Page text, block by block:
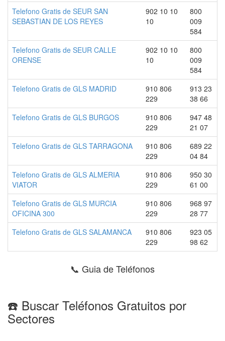
Telefono Gratis de SEUR SAN
SEBASTIAN DE LOS REYES
902 10 10
10
800
009
584
Telefono Gratis de SEUR CALLE
ORENSE
902 10 10
10
800
009
584
Telefono Gratis de GLS MADRID
910 806
229
913 23
38 66
Telefono Gratis de GLS BURGOS
910 806
229
947 48
21 07
Telefono Gratis de GLS TARRAGONA
910 806
229
689 22
04 84
Telefono Gratis de GLS ALMERIA
VIATOR
910 806
229
950 30
61 00
Telefono Gratis de GLS MURCIA
OFICINA 300
910 806
229
968 97
28 77
Telefono Gratis de GLS SALAMANCA
910 806
229
923 05
98 62
📞 Guia de Teléfonos
☎️ Buscar Teléfonos Gratuitos por
Sectores